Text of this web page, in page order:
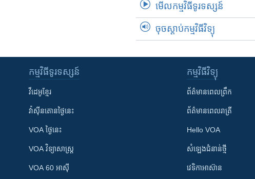
មើល​កម្មវិធី​ទូរទស្សន៍
ចុចស្តាប់កម្មវិធីវិទ្យុ
កម្មវិធី​ទូរទស្សន៍
វីដេអូ​ខ្មែរ
វ៉ាស៊ីនតោន​ថ្ងៃ​នេះ
VOA ថ្ងៃនេះ
VOA ​វិទ្យាសាស្ត្រ
VOA 60 អាស៊ី
កម្មវិធី​វិទ្យុ
ព័ត៌មាន​ពេល​ព្រឹក
ព័ត៌មាន​​ពេល​រាត្រី
Hello VOA
សំឡេង​ជំនាន់​ថ្មី
វេទិកា​អាស៊ាន